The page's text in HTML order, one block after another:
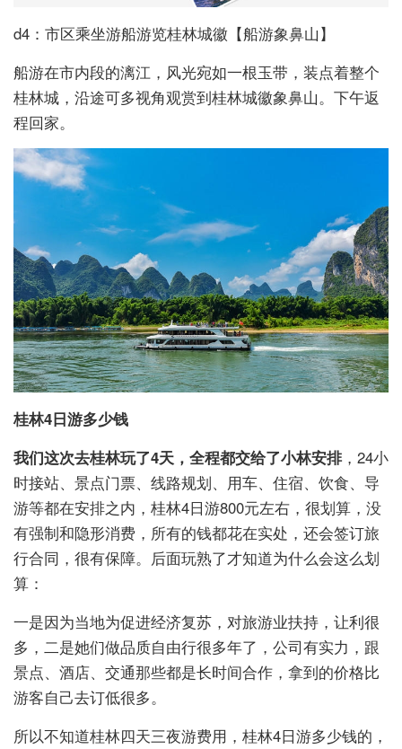
d4：市区乘坐游船游览桂林城徽【船游象鼻山】
船游在市内段的漓江，风光宛如一根玉带，装点着整个
桂林城，沿途可多视角观赏到桂林城徽象鼻山。下午返
程回家。
桂林4日游多少钱
我们这次去桂林玩了4天，全程都交给了小林安排，24小
时接站、景点门票、线路规划、用车、住宿、饮食、导
游等都在安排之内，桂林4日游800元左右，很划算，没
有强制和隐形消费，所有的钱都花在实处，还会签订旅
行合同，很有保障。后面玩熟了才知道为什么会这么划
算：
一是因为当地为促进经济复苏，对旅游业扶持，让利很
多，二是她们做品质自由行很多年了，公司有实力，跟
景点、酒店、交通那些都是长时间合作，拿到的价格比
游客自己去订低很多。
所以不知道桂林四天三夜游费用，桂林4日游多少钱的，